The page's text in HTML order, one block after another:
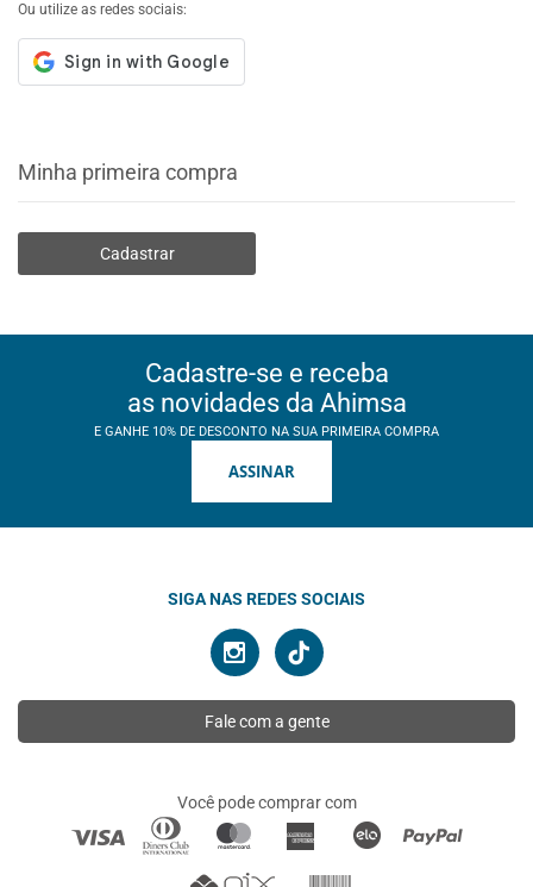
Ou utilize as redes sociais:
Minha primeira compra
Cadastrar
Cadastre-se e receba
as novidades da Ahimsa
E GANHE 10% DE DESCONTO NA SUA PRIMEIRA COMPRA
ASSINAR
SIGA NAS REDES SOCIAIS
Fale com a gente
Você pode comprar com